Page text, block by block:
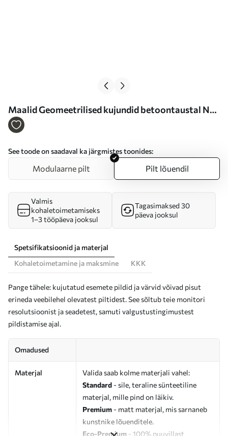
Maalid Geomeetrilised kujundid betoontaustal Nr
s47634
See toode on saadaval ka järgmistes toonides:
Modulaarne pilt Pilt lõuendil
Valmis
kohaletoimetamiseks
1–3 tööpäeva jooksul
Tagasimaksed 30
päeva jooksul
Spetsifikatsioonid ja materjal
Kohaletoimetamine ja maksmine
KKK
Pange tähele: kujutatud esemete pildid ja värvid võivad pisut
erineda veebilehel olevatest piltidest. See sõltub teie monitori
resolutsioonist ja seadetest, samuti valgustustingimustest
pildistamise ajal.
Omadused
Materjal
Valida saab kolme materjali vahel:
Standard - sile, teraline sünteetiline
materjal, mille pind on läikiv.
Premium - matt materjal, mis sarnaneb
kunstnike lõuenditele.
Eco-Premium - 100% puuvillast